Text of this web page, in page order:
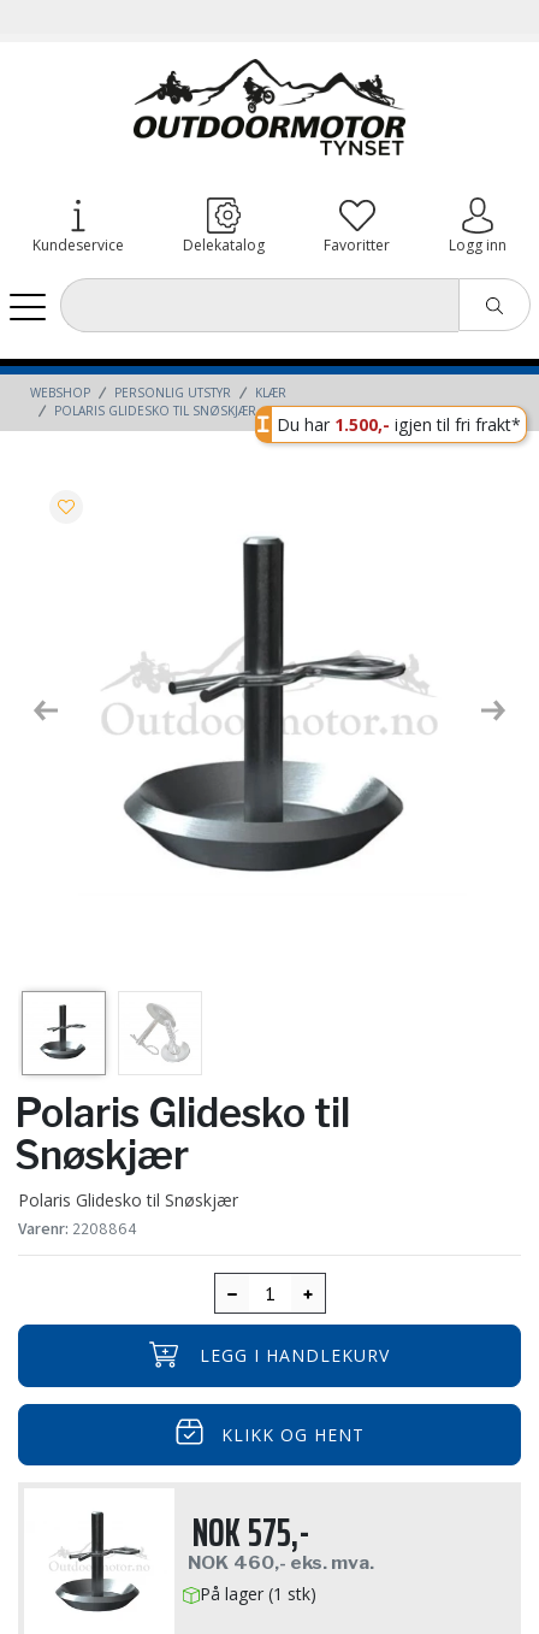
Kundeservice Delekatalog Favoritter Logg inn
WEBSHOP PERSONLIG UTSTYR
KLÆR
POLARIS GLIDESKO TIL SNØSKJÆR
Du har 1.500,- igjen til fri frakt*
Previous Next
Polaris Glidesko til
Snøskjær
Polaris Glidesko til Snøskjær
Varenr: 2208864
LEGG I HANDLEKURV
KLIKK OG HENT
NOK575,-
NOK 460,- eks. mva.
På lager (1 stk)